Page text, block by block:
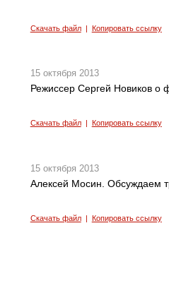
Скачать файл| Копировать ссылку
15 октября 2013
Режиссер Сергей Новиков о
Скачать файл| Копировать ссылку
15 октября 2013
Алексей Мосин. Обсуждаем
Скачать файл| Копировать ссылку